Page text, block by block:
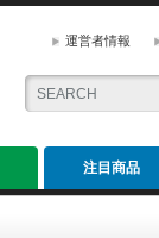
運営者情報
注目商品